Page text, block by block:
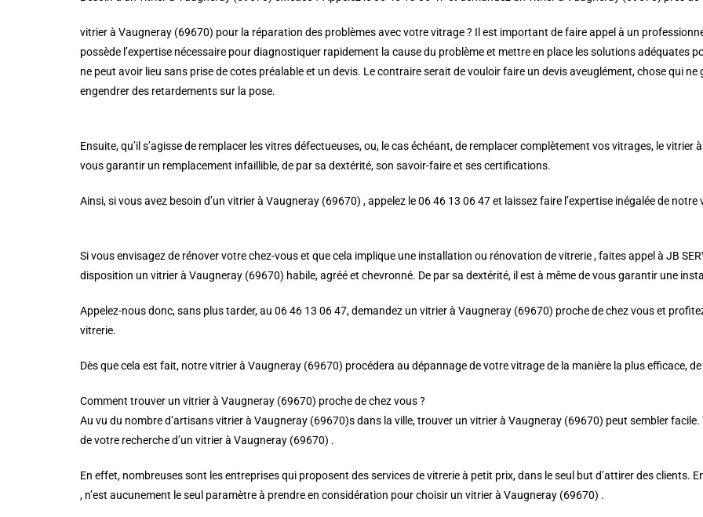
vitrier à Vaugneray (69670) pour la réparation des problèmes avec votre vitrage ? Il est important de faire appel à un
possède l’expertise nécessaire pour diagnostiquer rapidement la cause du problème et mettre en place les solutions adéquates
ne peut avoir lieu sans prise de cotes préalable et un devis. Le contraire serait de vouloir faire un devis aveuglément, chose qui
engendrer des retardements sur la pose.
Ensuite, qu’il s’agisse de remplacer les vitres défectueuses, ou, le cas échéant, de remplacer complètement vos vitrages, le vitrier
vous garantir un remplacement infaillible, de par sa dextérité, son savoir-faire et ses certifications.
Ainsi, si vous avez besoin d’un vitrier à Vaugneray (69670) , appelez le 06 46 13 06 47 et laissez faire l’expertise inégalée de
Si vous envisagez de rénover votre chez-vous et que cela implique une installation ou rénovation de vitrerie , faites appel à JB
disposition un vitrier à Vaugneray (69670) habile, agréé et chevronné. De par sa dextérité, il est à même de vous garantir une
Appelez-nous donc, sans plus tarder, au 06 46 13 06 47, demandez un vitrier à Vaugneray (69670) proche de chez vous et
vitrerie.
Dès que cela est fait, notre vitrier à Vaugneray (69670) procédera au dépannage de votre vitrage de la manière la plus efficace,
Comment trouver un vitrier à Vaugneray (69670) proche de chez vous ?
Au vu du nombre d’artisans vitrier à Vaugneray (69670)s dans la ville, trouver un vitrier à Vaugneray (69670) peut sembler
de votre recherche d’un vitrier à Vaugneray (69670) .
En effet, nombreuses sont les entreprises qui proposent des services de vitrerie à petit prix, dans le seul but d’attirer des clients.
, n’est aucunement le seul paramètre à prendre en considération pour choisir un vitrier à Vaugneray (69670) .